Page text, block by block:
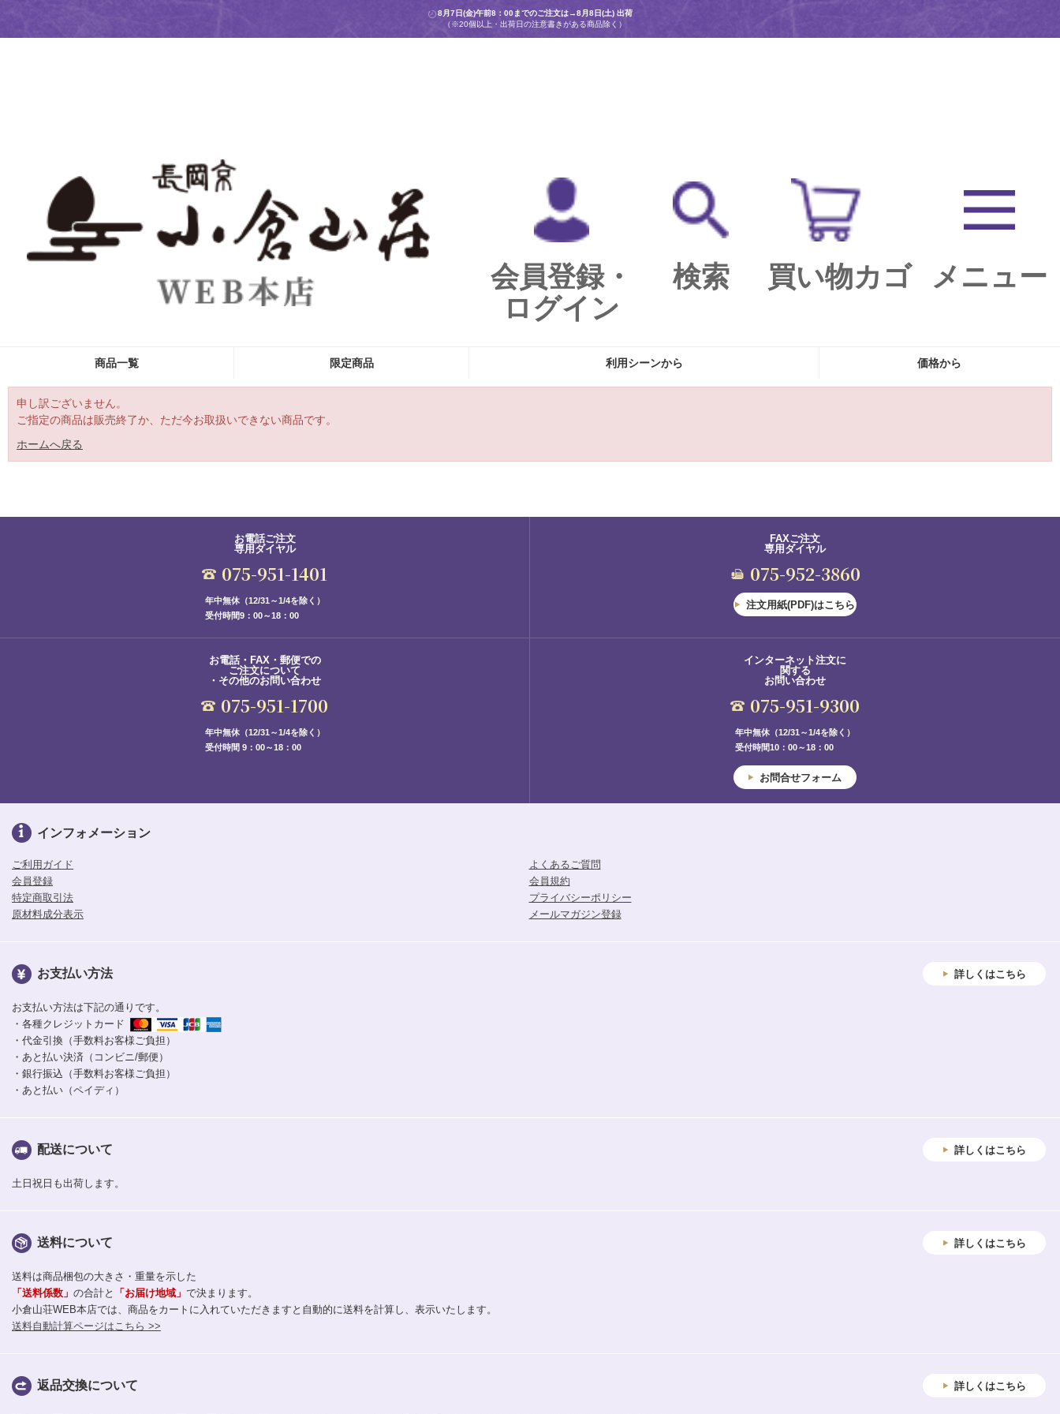
8月7日(金)午前8：00までのご注文は→8月8日(土) 出荷
（※20個以上・出荷日の注意書きがある商品除く）
会員登録・
ログイン
検索 買い物カゴ メニュー
商品一覧 限定商品 利用シーンから 価格から
申し訳ございません。
ご指定の商品は販売終了か、ただ今お取扱いできない商品です。
ホームへ戻る
お電話ご注文
専用ダイヤル
075-951-1401
年中無休（12/31～1/4を除く）
受付時間9：00～18：00
FAXご注文
専用ダイヤル
075-952-3860
注文用紙(PDF)はこちら
お電話・FAX・郵便での
ご注文について
・その他のお問い合わせ
075-951-1700
年中無休（12/31～1/4を除く）
受付時間 9：00～18：00
インターネット注文に
関する
お問い合わせ
075-951-9300
年中無休（12/31～1/4を除く）
受付時間10：00～18：00
お問合せフォーム
インフォメーション
ご利用ガイド
よくあるご質問
会員登録
会員規約
特定商取引法
プライバシーポリシー
原材料成分表示
メールマガジン登録
お支払い方法 詳しくはこちら
お支払い方法は下記の通りです。
・各種クレジットカード
・代金引換（手数料お客様ご負担）
・あと払い決済（コンビニ/郵便）
・銀行振込（手数料お客様ご負担）
・あと払い（ペイディ）
配送について 詳しくはこちら
土日祝日も出荷します。
送料について 詳しくはこちら
送料は商品梱包の大きさ・重量を示した
「送料係数」 の合計と 「お届け地域」 で決まります。
小倉山荘WEB本店では、商品をカートに入れていただきますと自動的に送料を計算し、表示いたします。
送料自動計算ページはこちら >>
返品交換について 詳しくはこちら